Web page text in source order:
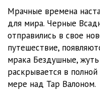
3-07
3-08
3-10
Мрачные времена
для мира. Черные
отправились в свое
путешествие,
мрака Бездушные, жуть
раскрывается в полной
мере над Тар Валоном.